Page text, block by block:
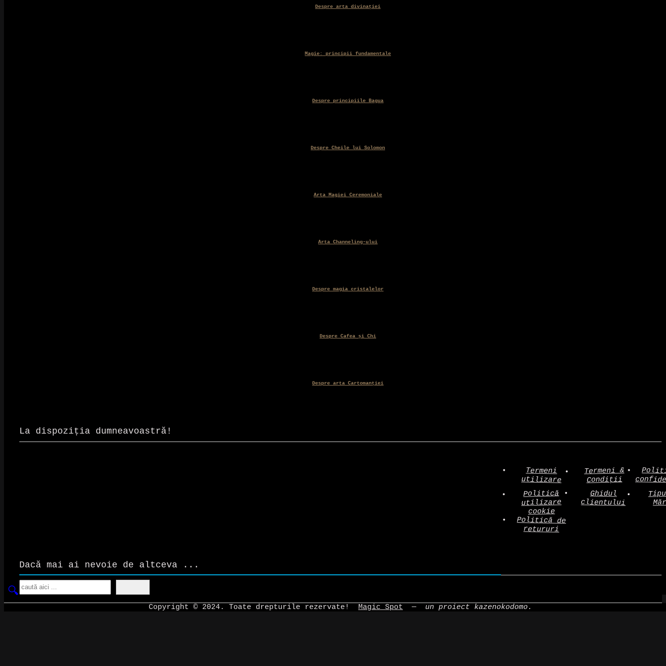
Despre arta divinației
Magie: principii fundamentale
Despre principiile Bagua
Despre Cheile lui Solomon
Arta Magiei Ceremoniale
Arta Channeling-ului
Despre magia cristalelor
Despre Cafea și Chi
Despre arta Cartomanției
La dispoziția dumneavoastră!
Termeni
utilizare
Termeni &
Condiții
Politică
utilizare
cookie
Ghidul
clientului
Politică de
retururi
Dacă mai ai nevoie de altceva ...
Copyright © 2024. Toate drepturile rezervate! Magic Spot — un proiect kazenokodomo.